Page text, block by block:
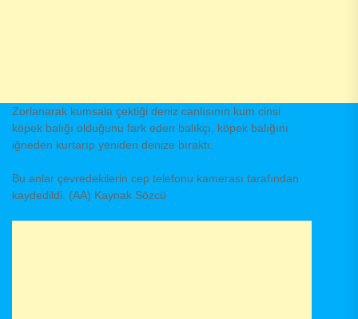
Zorlanarak kumsala çektiği deniz canlısının kum cinsi
köpek balığı olduğunu fark eden balıkçı, köpek balığını
iğneden kurtarıp yeniden denize bıraktı.
Bu anlar çevredekilerin cep telefonu kamerası tarafından
kaydedildi. (AA) Kaynak Sözcü